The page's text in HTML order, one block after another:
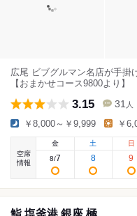
広尾 ビブグルマン名店が手掛
【おまかせコース9800より】
3.15 31 人
￥8,000～￥9,999 ￥
空席
情報
金
8/7
土
8
日
9